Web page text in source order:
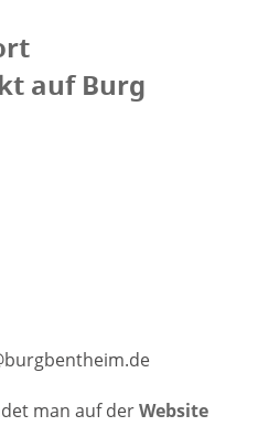
auf Burg
man auf derWebsite